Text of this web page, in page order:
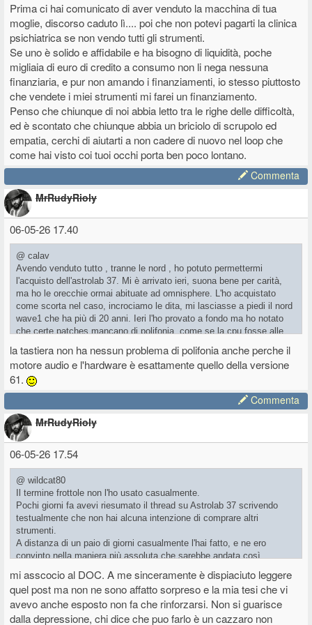
Prima ci hai comunicato di aver venduto la macchina di tua
moglie, discorso caduto lì.... poi che non potevi pagarti la clinica
psichiatrica se non vendo tutti gli strumenti.
Se uno è solido e affidabile e ha bisogno di liquidità, poche
migliaia di euro di credito a consumo non li nega nessuna
finanziaria, e pur non amando i finanziamenti, io stesso piuttosto
che vendete i miei strumenti mi farei un finanziamento.
Penso che chiunque di noi abbia letto tra le righe delle difficoltà,
ed è scontato che chiunque abbia un briciolo di scrupolo ed
empatia, cerchi di aiutarti a non cadere di nuovo nel loop che
come hai visto coi tuoi occhi porta ben poco lontano.
Commenta
MrRudyRioly
06-05-26 17.40
@ calav
Avendo venduto tutto , tranne le nord , ho potuto permettermi
l'acquisto dell'astrolab 37. Mi è arrivato ieri, suona bene per carità,
ma ho le orecchie ormai abituate ad omnisphere. L'ho acquistato
come scorta nel caso, incrociamo le dita, mi lasciasse a piedi il nord
wave1 che ha più di 20 anni. Ieri l'ho provato a fondo ma ho notato
che certe patches mancano di polifonia, come se la cpu fosse alle
installare il firmware 1.7 senza successo, forse perchè ero troppo
stanco, ho scaricato il software analog lab e il file firmware, vado per
aprire il software, ho cliccato su impostazioni, ma la voce update non
me lo dà, eppure ho pure visto un tutorial. C'è qualcosa che mi sono
perso....più che altro il nuovo firmware , a parte correggere bug e
introdurre un bel pacchetto di suoni, spero che mi risolva il problema
di polifonia. Chiedo a voi possessori, avete riscontrato lo stesso
problema e se sì come l'avete risolto?
la tastiera non ha nessun problema di polifonia anche perche il
motore audio e l'hardware è esattamente quello della versione
61.
Commenta
MrRudyRioly
06-05-26 17.54
@ wildcat80
Il termine frottole non l'ho usato casualmente.
Pochi giorni fa avevi riesumato il thread su Astrolab 37 scrivendo
testualmente che non hai alcuna intenzione di comprare altri
strumenti.
A distanza di un paio di giorni casualmente l'hai fatto, e ne ero
convinto nella maniera più assoluta che sarebbe andata così.
manifestando un malcelato interesse, come fosse un pour parler,
magari chiedi Impressioni e opinioni, e poi, spesso contro tutti i pareri
raccolti, fai l'acquisto.
Per quanto mi riguarda ognuno è assolutamente libero di fare ciò che
mi asscocio al DOC. A me sinceramente è dispiaciuto leggere
quel post ma non ne sono affatto sorpreso e la mia tesi che vi
avevo anche esposto non fa che rinforzarsi. Non si guarisce
dalla depressione, chi dice che puo farlo è un cazzaro non